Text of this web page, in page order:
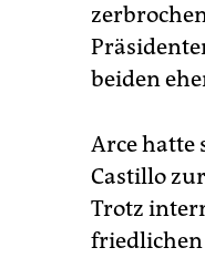
beiden
Arce hatte
Castillo
Trotz
friedlichen